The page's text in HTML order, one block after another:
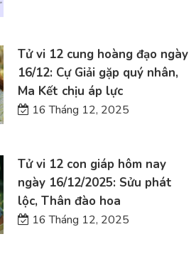
Tử vi 12 cung hoàng đạo ngày
16/12: Cự Giải gặp quý nhân,
Ma Kết chịu áp lực
16 Tháng 12, 2025
Tử vi 12 con giáp hôm nay
ngày 16/12/2025: Sửu phát
lộc, Thân đào hoa
16 Tháng 12, 2025